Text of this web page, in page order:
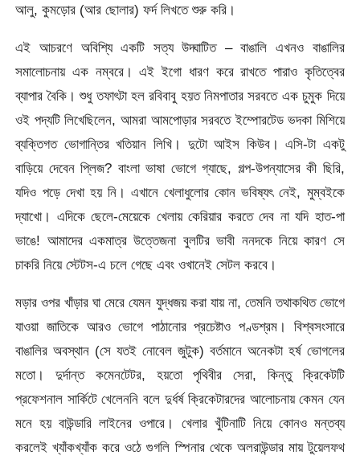
আলু, কুমড়োর (আর ছোলার) ফর্দ লিখতে শুরু করি।
এই আচরণে অবিশ্যি একটি সত্য উদ্ঘাটিত – বাঙালি এখনও বাঙালির
সমালোচনায় এক নম্বরে। এই ইগো ধারণ করে রাখতে পারাও কৃতিত্বের
ব্যাপার বৈকি। শুধু তফাৎটা হল রবিবাবু হয়ত নিমপাতার সরবতে এক চুমুক দিয়ে
ওই পদ্যটি লিখেছিলেন, আমরা আমপোড়ার সরবতে ইম্পোরটেড ভদকা মিশিয়ে
ব্যক্তিগত ভোগান্তির খতিয়ান লিখি। দুটো আইস কিউব। এসি-টা একটু
বাড়িয়ে দেবেন প্লিজ? বাংলা ভাষা ভোগে গ্যাছে, গল্প-উপন্যাসের কী ছিরি,
যদিও পড়ে দেখা হয় নি। এখানে খেলাধুলোর কোন ভবিষ্যৎ নেই, মুম্বইকে
দ্যাখো। এদিকে ছেলে-মেয়েকে খেলায় কেরিয়ার করতে দেব না যদি হাত-পা
ভাঙে! আমাদের একমাত্র উত্তেজনা বুলটির ভাবী ননদকে নিয়ে কারণ সে
চাকরি নিয়ে স্টেটস-এ চলে গেছে এবং ওখানেই সেটল করবে।
মড়ার ওপর খাঁড়ার ঘা মেরে যেমন যুদ্ধজয় করা যায় না, তেমনি তথাকথিত ভোগে
যাওয়া জাতিকে আরও ভোগে পাঠানোর প্রচেষ্টাও পণ্ডশ্রম। বিশ্বসংসারে
বাঙালির অবস্থান (সে যতই নোবেল জুটুক) বর্তমানে অনেকটা হর্ষ ভোগলের
মতো। দুর্দান্ত কমেনটেটর, হয়তো পৃথিবীর সেরা, কিন্তু ক্রিকেটটি
প্রফেশনাল সার্কিটে খেলেননি বলে দুর্ধর্ষ ক্রিকেটারদের আলোচনায় কেমন যেন
মনে হয় বাউন্ডারি লাইনের ওপারে। খেলার খুঁটিনাটি নিয়ে কোনও মন্তব্য
করলেই খ্যাঁকখ্যাঁক করে ওঠে গুগলি স্পিনার থেকে অলরাউন্ডার মায় টুয়েলফথ